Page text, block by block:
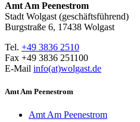
Amt Am Peenestrom
Stadt Wolgast (geschäftsführend)
Burgstraße 6, 17438 Wolgast
Tel. +49 3836 2510
Fax +49 3836 251100
E-Mail info(at)wolgast.de
Amt Am Peenestrom
Amt Am Peenestrom